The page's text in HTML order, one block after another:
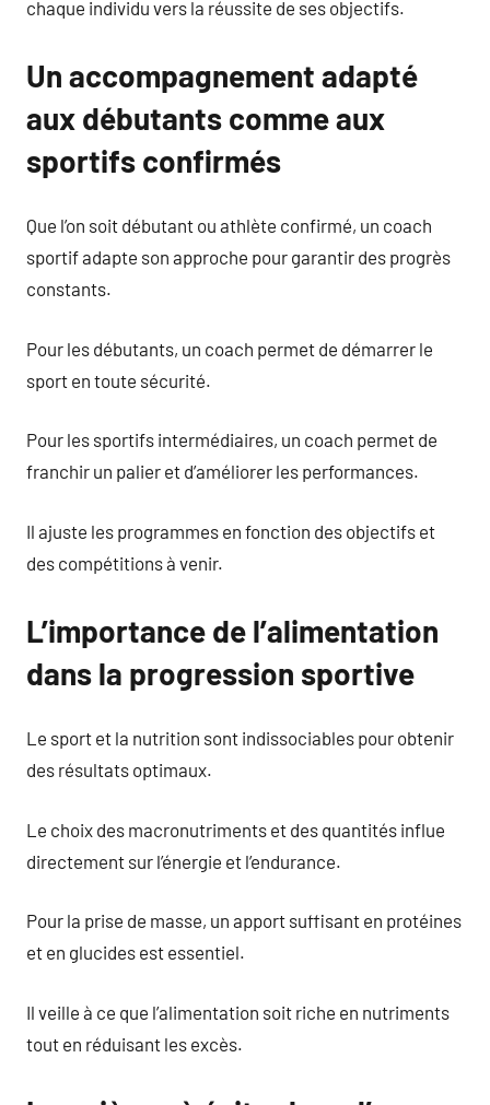
chaque individu vers la réussite de ses objectifs.
Un accompagnement adapté
aux débutants comme aux
sportifs confirmés
Que l’on soit débutant ou athlète confirmé, un coach
sportif adapte son approche pour garantir des progrès
constants.
Pour les débutants, un coach permet de démarrer le
sport en toute sécurité.
Pour les sportifs intermédiaires, un coach permet de
franchir un palier et d’améliorer les performances.
Il ajuste les programmes en fonction des objectifs et
des compétitions à venir.
L’importance de l’alimentation
dans la progression sportive
Le sport et la nutrition sont indissociables pour obtenir
des résultats optimaux.
Le choix des macronutriments et des quantités influe
directement sur l’énergie et l’endurance.
Pour la prise de masse, un apport suffisant en protéines
et en glucides est essentiel.
Il veille à ce que l’alimentation soit riche en nutriments
tout en réduisant les excès.